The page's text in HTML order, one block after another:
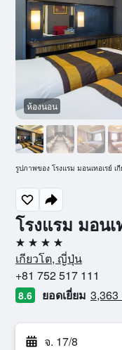
โรงแรม มอนเ
4 ดาว
เกียวโต, ญี่ปุ่น
+81 752 517 111
8.6 ยอดเยี่ยม
จ. 17/8
ห้องนอน
รูปภาพของ โรงแรม มอนเทอเรย์ เ